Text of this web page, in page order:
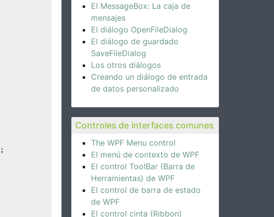
El MessageBox: La caja de
mensajes
El diálogo OpenFileDialog
El diálogo de guardado
SaveFileDialog
Los otros diálogos
Creando un diálogo de entrada
de datos personalizado
Controles de interfaces comunes
The WPF Menu control
El menú de contexto de WPF
El control ToolBar (Barra de
Herramientas) de WPF
El control de barra de estado
de WPF
El control cinta (Ribbon)
;